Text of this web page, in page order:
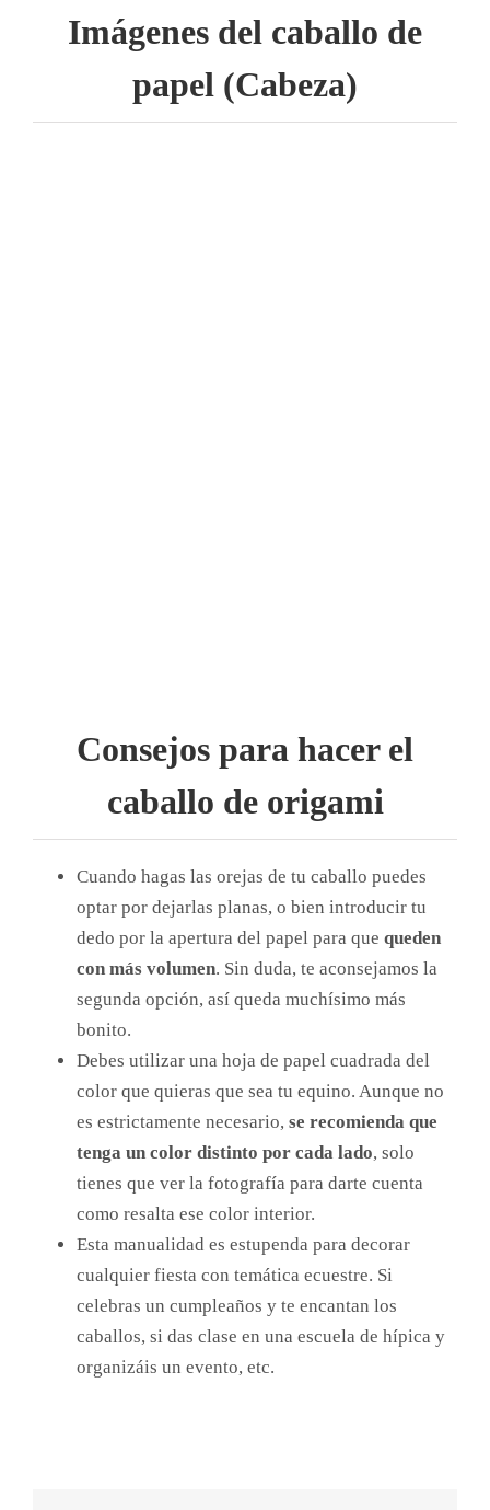
Imágenes del caballo de
papel (Cabeza)
Consejos para hacer el
caballo de origami
Cuando hagas las orejas de tu caballo puedes
optar por dejarlas planas, o bien introducir tu
dedo por la apertura del papel para que queden
con más volumen. Sin duda, te aconsejamos la
segunda opción, así queda muchísimo más
bonito.
Debes utilizar una hoja de papel cuadrada del
color que quieras que sea tu equino. Aunque no
es estrictamente necesario, se recomienda que
tenga un color distinto por cada lado, solo
tienes que ver la fotografía para darte cuenta
como resalta ese color interior.
Esta manualidad es estupenda para decorar
cualquier fiesta con temática ecuestre. Si
celebras un cumpleaños y te encantan los
caballos, si das clase en una escuela de hípica y
organizáis un evento, etc.